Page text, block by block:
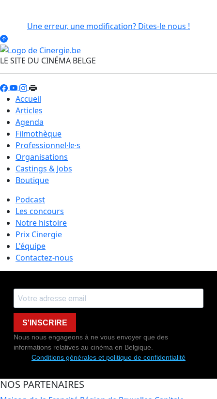
Une erreur, une modification? Dites-le nous !
LE SITE DU CINÉMA BELGE
Accueil
Articles
Agenda
Filmothèque
Professionnel·le·s
Organisations
Castings & Jobs
Boutique
Podcast
Les concours
Notre histoire
Prix Cinergie
L'équipe
Contactez-nous
S'INSCRIRE
Nous nous engageons à ne vous envoyer que des
informations relatives au cinéma en Belgique.
Conditions générales et politique de confidentialité
NOS PARTENAIRES